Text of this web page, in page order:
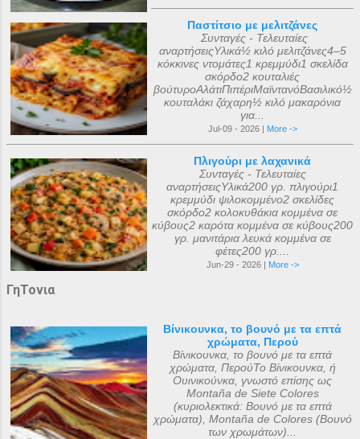
Παστίτσιο με μελιτζάνες
Συνταγές - Τελευταίες
αναρτήσειςΥλικά½ κιλό μελιτζάνες4–5
κόκκινες ντομάτες1 κρεμμύδι1 σκελίδα
σκόρδο2 κουταλιές
βούτυροΑλάτιΠιπέριΜαϊντανόΒασιλικό½
κουταλάκι ζάχαρη½ κιλό μακαρόνια
για...
Jul-09 - 2026 | More ->
Πλιγούρι με λαχανικά
Συνταγές - Τελευταίες
αναρτήσειςΥλικά200 γρ. πλιγούρι1
κρεμμύδι ψιλοκομμένο2 σκελίδες
σκόρδο2 κολοκυθάκια κομμένα σε
κύβους2 καρότα κομμένα σε κύβους200
γρ. μανιτάρια λευκά κομμένα σε
φέτες200 γρ....
Jun-29 - 2026 | More ->
ΓηΤονια
Βίνικουνκα, το βουνό με τα επτά
χρώματα, Περού
Βίνικουνκα, το βουνό με τα επτά
χρώματα, ΠερούΤο Βίνικουνκα, ή
Ουινικούνκα, γνωστό επίσης ως
Montaña de Siete Colores
(κυριολεκτικά: Βουνό με τα επτά
χρώματα), Montaña de Colores (Βουνό
των χρωμάτων)...